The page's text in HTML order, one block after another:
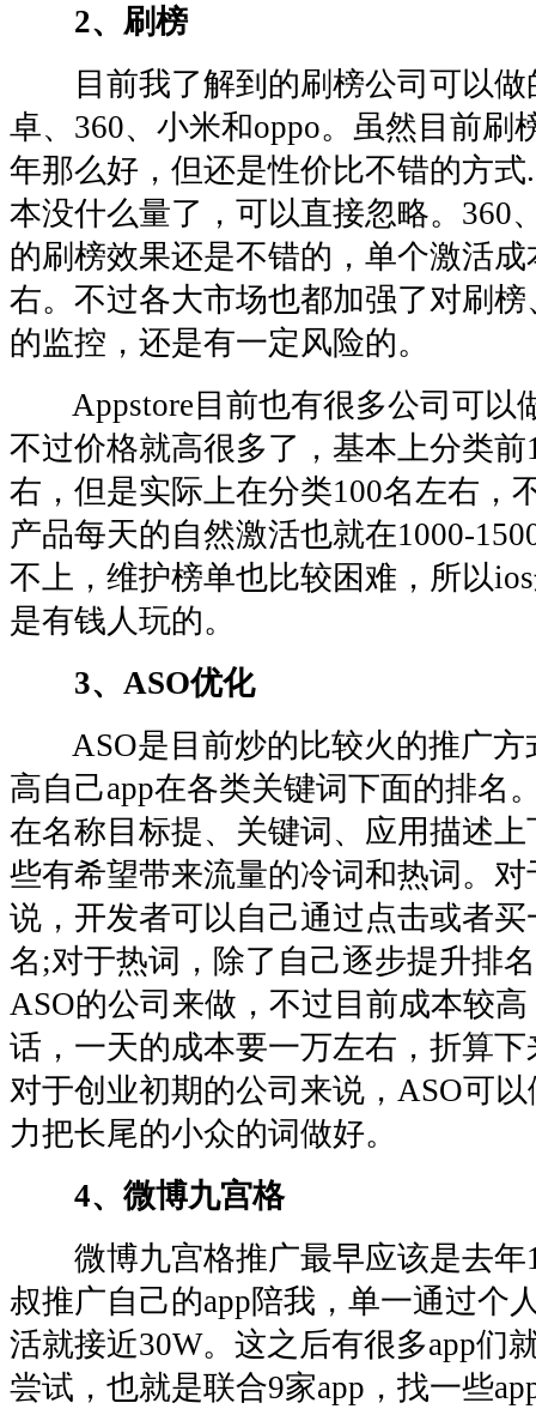
2、刷榜
目前我了解到的刷榜公司可以做
卓、360、小米和oppo。虽然目前刷
年那么好，但还是性价比不错的方
本没什么量了，可以直接忽略。360
的刷榜效果还是不错的，单个激活
右。不过各大市场也都加强了对刷
的监控，还是有一定风险的。
Appstore目前也有很多公司可以
不过价格就高很多了，基本上分类
右，但是实际上在分类100名左右，
产品每天的自然激活也就在1000-
不上，维护榜单也比较困难，所以
是有钱人玩的。
3、ASO优化
ASO是目前炒的比较火的推广方
高自己app在各类关键词下面的排名
在名称目标提、关键词、应用描述
些有希望带来流量的冷词和热词。
说，开发者可以自己通过点击或者
名;对于热词，除了自己逐步提升排
ASO的公司来做，不过目前成本较
话，一天的成本要一万左右，折算
对于创业初期的公司来说，ASO可
力把长尾的小众的词做好。
4、微博九宫格
微博九宫格推广最早应该是去年
叔推广自己的app陪我，单一通过个
活就接近30W。这之后有很多app们
尝试，也就是联合9家app，找一些